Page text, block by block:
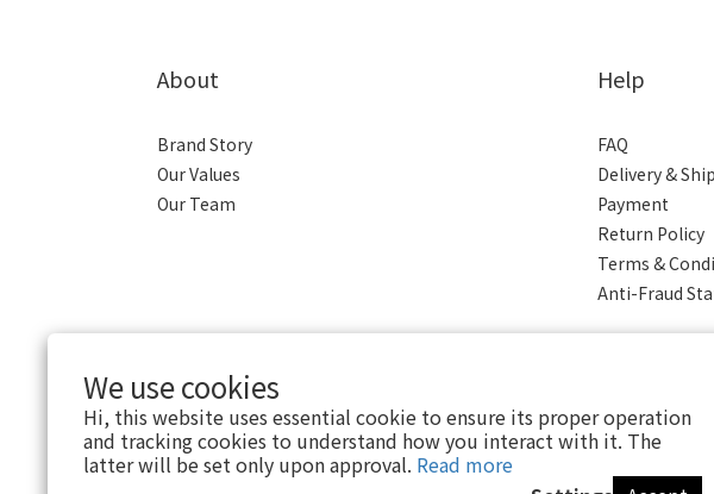
We use cookies
Hi, this website uses essential cookie to ensure its proper operation
and tracking cookies to understand how you interact with it. The
latter will be set only upon approval. Read more
About
Brand Story
Our Values
Our Team
Help
FAQ
Delivery &
Payment
Return Policy
Terms &
Anti-Fraud